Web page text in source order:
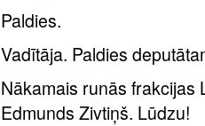
Paldies.
Vadītāja. Paldies
Nākamais runās frakcijas
Edmunds Zivtiņš. Lūdzu!